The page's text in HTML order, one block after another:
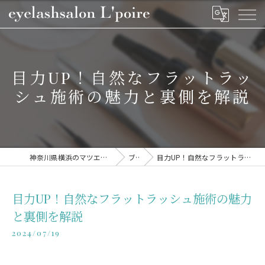
目力UP！自然なフラットラッ
シュ施術の魅力と裏側を解説
神奈川県横浜のマツエクならeyelashsalon L'poire ブログ 目力UP！自然なフラットラッシュ施術の魅力と裏側を解説
目力UP！自然なフラットラッシュ施術の魅力
と裏側を解説
2024/07/19